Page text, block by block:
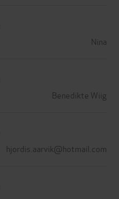
Nina
Benedikte Wiig
hjordis.aarvik@hotmail.com